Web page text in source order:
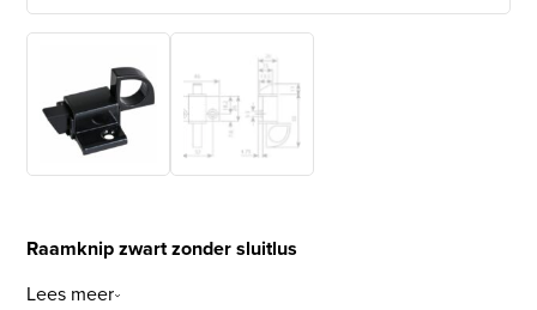
Raamknip zwart zonder sluitlus
Lees meer